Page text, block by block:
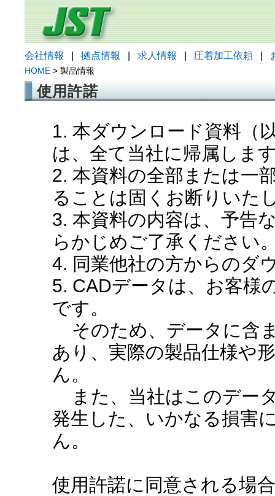
会社情報 拠点情報 求人情報 圧着加工依頼
HOME > 製品情報
使用許諾
1. 本ダウンロード資料（
は、全て当社に帰属しま
2. 本資料の全部または一
ることは固くお断りいた
3. 本資料の内容は、予告
らかじめご了承ください
4. 同業他社の方からのダ
5. CADデータは、お客様
です。
そのため、データに含
あり、実際の製品仕様や
ん。
また、当社はこのデー
発生した、いかなる損害
ん。
使用許諾に同意される場